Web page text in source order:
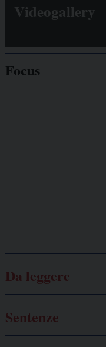
Videogallery
Focus
Da leggere
Sentenze